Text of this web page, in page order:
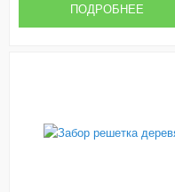
ПОДРОБНЕЕ